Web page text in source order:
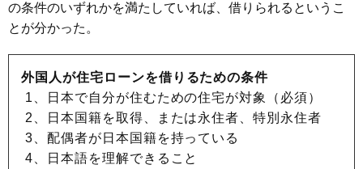
の条件のいずれかを満たしていれば、借りられるというこ
とが分かった。
外国人が住宅ローンを借りるための条件
1、日本で自分が住むための住宅が対象（必須）
2、日本国籍を取得、または永住者、特別永住者
3、配偶者が日本国籍を持っている
4、日本語を理解できること